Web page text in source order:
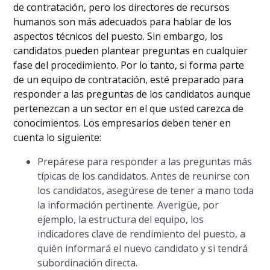
de contratación, pero los directores de recursos
humanos son más adecuados para hablar de los
aspectos técnicos del puesto. Sin embargo, los
candidatos pueden plantear preguntas en cualquier
fase del procedimiento. Por lo tanto, si forma parte
de un equipo de contratación, esté preparado para
responder a las preguntas de los candidatos aunque
pertenezcan a un sector en el que usted carezca de
conocimientos. Los empresarios deben tener en
cuenta lo siguiente:
Prepárese para responder a las preguntas más
típicas de los candidatos. Antes de reunirse con
los candidatos, asegúrese de tener a mano toda
la información pertinente. Averigüe, por
ejemplo, la estructura del equipo, los
indicadores clave de rendimiento del puesto, a
quién informará el nuevo candidato y si tendrá
subordinación directa.